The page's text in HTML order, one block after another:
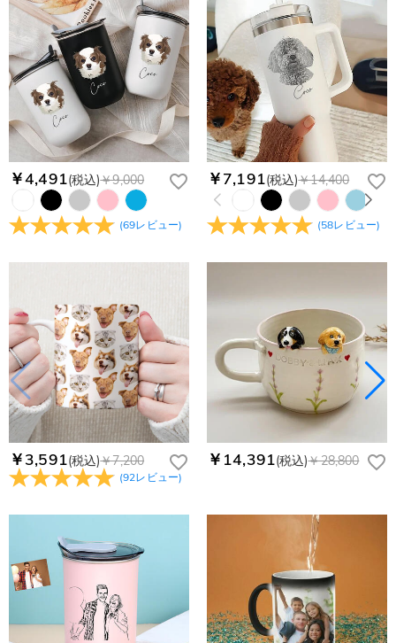
￥4,491(税込)￥9,000
(69レビュー)
￥7,191(税込)￥14,400
(58レビュー)
￥3,591(税込)￥7,200
(92レビュー)
￥14,391(税込)￥28,800